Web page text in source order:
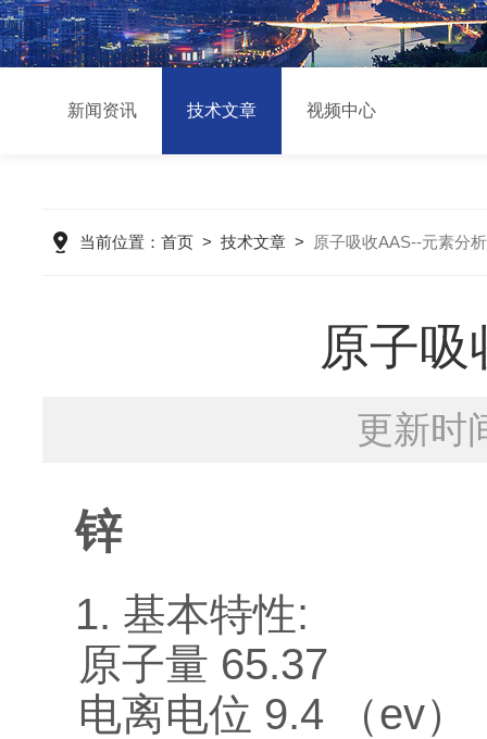
新闻资讯 技术文章 视频中心
当前位置： 首页 > 技术文章 > 原子吸收AAS--元素分
原子
更新时
锌
1. 基本特性:
原子量 65.37
电离电位 9.4 （ev）